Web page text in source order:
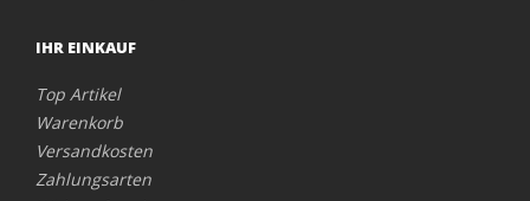
IHR EINKAUF
Top Artikel
Warenkorb
Versandkosten
Zahlungsarten